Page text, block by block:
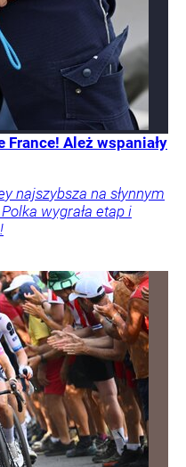
France! Ależ wspaniały
najszybsza na słynnym
wygrała etap i